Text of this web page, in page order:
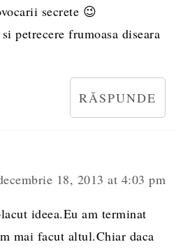
secrete 😉
petrecere frumoasa diseara
RĂSPUNDE
18, 2013 at 4:03 pm
ideea.Eu am terminat
mai facut altul.Chiar daca